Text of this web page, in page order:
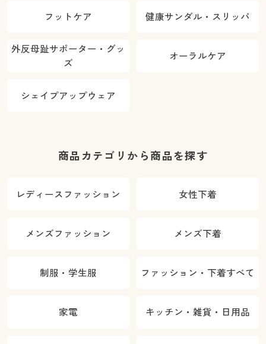
フットケア 健康サンダル・スリッパ
外反母趾サポーター・グッ
ズ
オーラルケア
シェイプアップウェア
商品カテゴリから商品を探す
レディースファッション 女性下着
メンズファッション メンズ下着
制服・学生服 ファッション・下着すべて
家電 キッチン・雑貨・日用品